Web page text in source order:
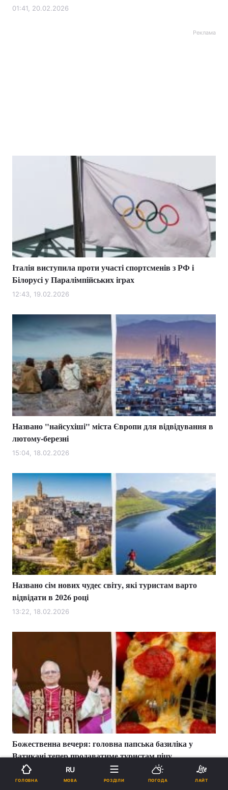
01:41, 20.02.2026
Реклама
Італія виступила проти участі спортсменів з РФ і
Білорусі у Паралімпійських іграх
12:43, 19.02.2026
Названо "найсухіші" міста Європи для відвідування в
лютому-березні
15:04, 18.02.2026
Названо сім нових чудес світу, які туристам варто
відвідати в 2026 році
13:22, 18.02.2026
Божественна вечеря: головна папська базиліка у
Ватикані тепер продаватиме туристам піцу
12:56, 17.02.2026
ГОЛОВНА
RU
МОВА РОЗДІЛИ ПОГОДА ЛАЙТ